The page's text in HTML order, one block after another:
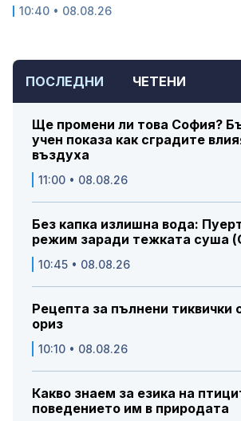
ПОСЛЕДНИ ЧЕТЕНИ
Ще промени ли това София?
учен показа как сградите
въздуха
11:00 • 08.08.26
Без капка излишна вода:
режим заради тежката суша
10:45 • 08.08.26
Рецепта за пълнени тиквички
ориз
10:10 • 08.08.26
Какво знаем за езика на
поведението им в природата
10:40 • 08.08.26